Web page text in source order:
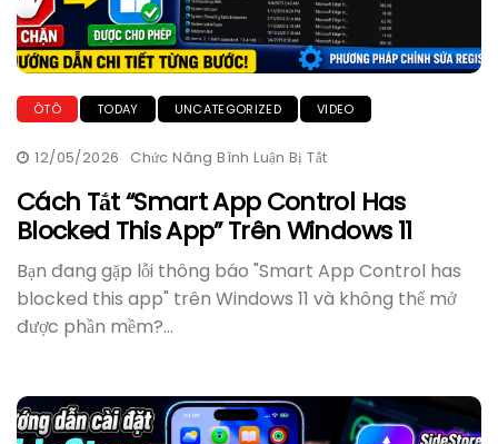
ÔTÔ TODAY UNCATEGORIZED VIDEO
12/05/2026 Chức Năng Bình Luận Bị Tắt
Tắt
“Smart
App
Control
Blocked
This
App”
Cách Tắt “Smart App Control Has
Blocked This App” Trên Windows 11
Bạn đang gặp lỗi thông báo "Smart App Control has
blocked this app" trên Windows 11 và không thể mở
được phần mềm?...